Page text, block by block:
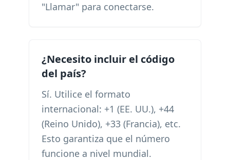
"Llamar" para conectarse.
¿Necesito incluir el código
del país?
Sí. Utilice el formato
internacional: +1 (EE. UU.), +44
(Reino Unido), +33 (Francia), etc.
Esto garantiza que el número
funcione a nivel mundial.